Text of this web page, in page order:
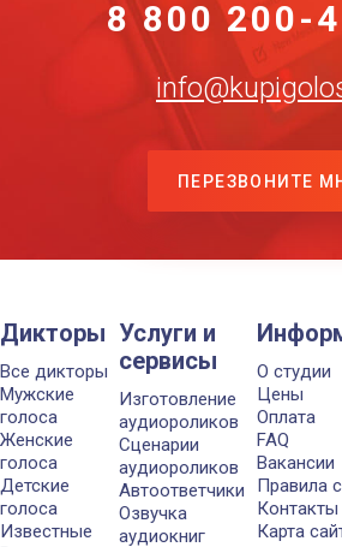
8 800 200-
ПЕРЕЗВОНИТЕ
Дикторы
Все дикторы
Мужские
голоса
Женские
голоса
Детские
голоса
Известные
Услуги и
сервисы
Изготовление
аудиороликов
Сценарии
аудиороликов
Автоответчики
Озвучка
аудиокниг
О студии
Цены
Оплата
FAQ
Вакансии
Правила
Контакты
Карта